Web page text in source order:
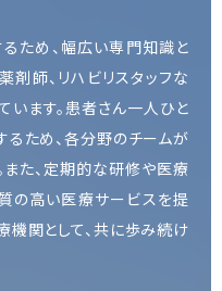
ため、幅広い専門知識と
師、リハビリスタッフな
います。患者さん一人ひと
るため、各分野のチームが
た、定期的な研修や医療
の高い医療サービスを提
関として、共に歩み続け